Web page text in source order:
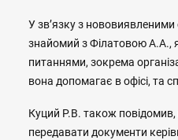
У зв’язку з
знайомий з Філатовою А.А.,
питаннями, зокрема
вона допомагає в офісі, та
Куций Р.В. також
передавати документи